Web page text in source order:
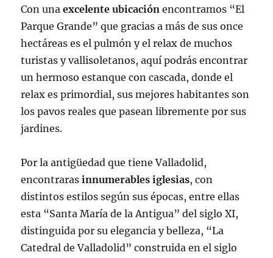
Con unaexcelente ubicación encontramos “El
Parque Grande” que gracias a más de sus once
hectáreas es el pulmón y el relax de muchos
turistas y vallisoletanos, aquí podrás encontrar
un hermoso estanque con cascada, donde el
relax es primordial, sus mejores habitantes son
los pavos reales que pasean libremente por sus
jardines.
Por la antigüedad que tiene Valladolid,
encontraras innumerables iglesias, con
distintos estilos según sus épocas, entre ellas
esta “Santa María de la Antigua” del siglo XI,
distinguida por su elegancia y belleza, “La
Catedral de Valladolid” construida en el siglo